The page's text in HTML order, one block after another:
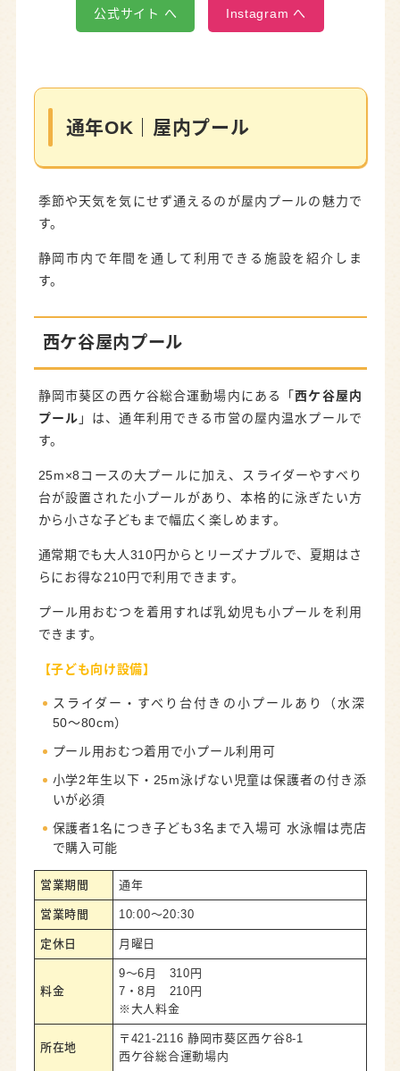
公式サイト へ Instagram へ
通年OK｜屋内プール
季節や天気を気にせず通えるのが屋内プールの魅力で
す。
静岡市内で年間を通して利用できる施設を紹介しま
す。
西ケ谷屋内プール
静岡市葵区の西ケ谷総合運動場内にある「西ケ谷屋内
プール 」は、通年利用できる市営の屋内温水プールで
す。
25m×8コースの大プールに加え、スライダーやすべり
台が設置された小プールがあり、本格的に泳ぎたい方
から小さな子どもまで幅広く楽しめます。
通常期でも大人310円からとリーズナブルで、夏期はさ
らにお得な210円で利用できます。
プール用おむつを着用すれば乳幼児も小プールを利用
できます。
【子ども向け設備】
スライダー・すべり台付きの小プールあり（水深
50〜80cm）
プール用おむつ着用で小プール利用可
小学2年生以下・25m泳げない児童は保護者の付き添
いが必須
保護者1名につき子ども3名まで入場可 水泳帽は売店
で購入可能
営業期間 通年
営業時間 10:00～20:30
定休日 月曜日
料金
9～6月 310円
7・8月 210円
※大人料金
所在地
〒421-2116 静岡市葵区西ケ谷8-1
西ケ谷総合運動場内